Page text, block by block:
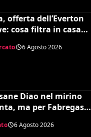
offerta dell’Everton
cosa filtra in casa
6 Agosto 2026
Diao nel mirino
ma per Fabregas
6 Agosto 2026